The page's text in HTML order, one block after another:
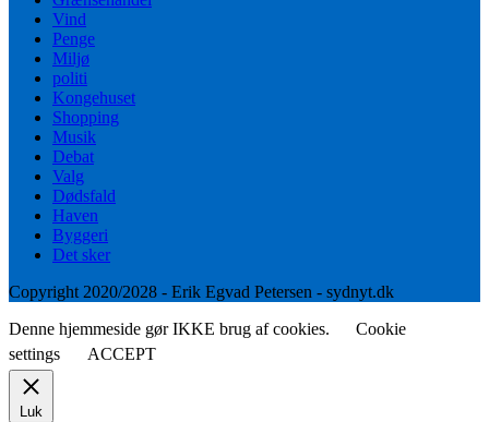
Vind
Penge
Miljø
politi
Kongehuset
Shopping
Musik
Debat
Valg
Dødsfald
Haven
Byggeri
Det sker
Copyright 2020/2028 - Erik Egvad Petersen - sydnyt.dk
Denne hjemmeside gør IKKE brug af cookies.
Cookie
settings
ACCEPT
Luk